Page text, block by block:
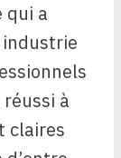
qui a
à
claires